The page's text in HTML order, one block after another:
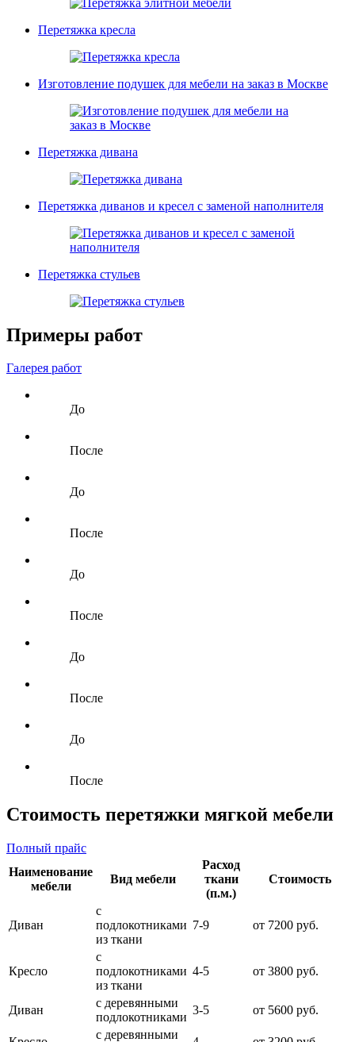
Перетяжка кресла
Изготовление подушек для мебели на заказ в Москве
Перетяжка дивана
Перетяжка диванов и кресел с заменой наполнителя
Перетяжка стульев
Примеры работ
Галерея работ
До
После
До
После
До
После
До
После
До
После
Стоимость перетяжки мягкой мебели
Полный прайс
Наименование
мебели
Вид мебели
Расход
ткани
(п.м.)
Стоимость
Диван
с
подлокотниками
из ткани
7-9 от 7200 руб.
Кресло
с
подлокотниками
из ткани
4-5 от 3800 руб.
Диван
с деревянными
подлокотниками
3-5 от 5600 руб.
с деревянными